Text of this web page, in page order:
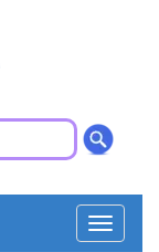
Toggle